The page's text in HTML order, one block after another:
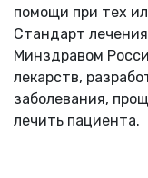
помощи при тех
Стандарт
Минздравом
лекарств,
заболевания,
лечить пациента.